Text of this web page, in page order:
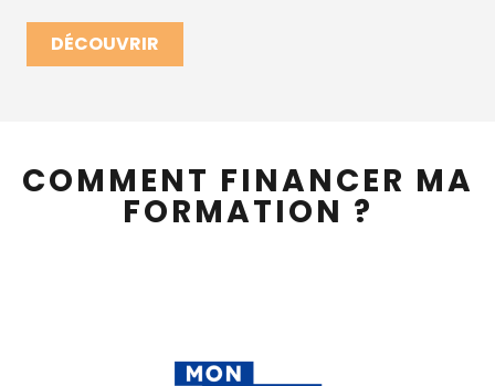
DÉCOUVRIR
COMMENT FINANCER MA
FORMATION ?